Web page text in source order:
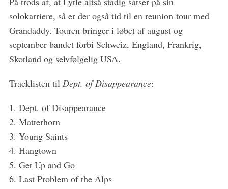
solokarriere, så er der også tid til en reunion-tour med
Grandaddy. Touren bringer i løbet af august og
september bandet forbi Schweiz, England, Frankrig,
Skotland og selvfølgelig USA.
Tracklisten til Dept. of Disappearance:
1. Dept. of Disappearance
2. Matterhorn
3. Young Saints
4. Hangtown
5. Get Up and Go
6. Last Problem of the Alps
c
h
f
o
: